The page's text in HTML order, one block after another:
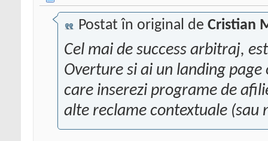
Postat în original de Cristian
Cel mai de success arbitraj,
Overture si ai un landing
care inserezi programe de
alte reclame contextuale (sau